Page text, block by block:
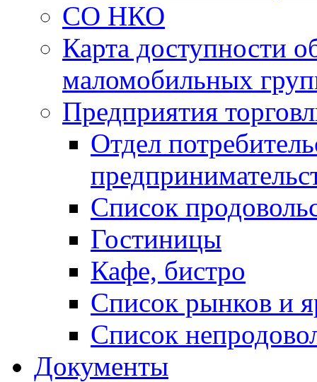
СО НКО
Карта доступности
маломобильных
Предприятия
Отдел
Список
Гостиницы
Кафе, бистро
Cписок рынков и
Список
Документы